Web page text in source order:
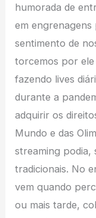
humorada de
em
sentimento de
torcemos por
fazendo lives
durante a
adquirir os
Mundo e das
streaming podia,
tradicionais. No
vem quando
ou mais tarde,